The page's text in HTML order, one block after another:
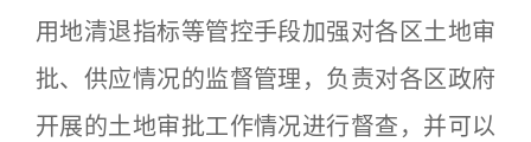
用地清退指标等管控手段加强对各区土地审
批、供应情况的监督管理，负责对各区政府
开展的土地审批工作情况进行督查，并可以